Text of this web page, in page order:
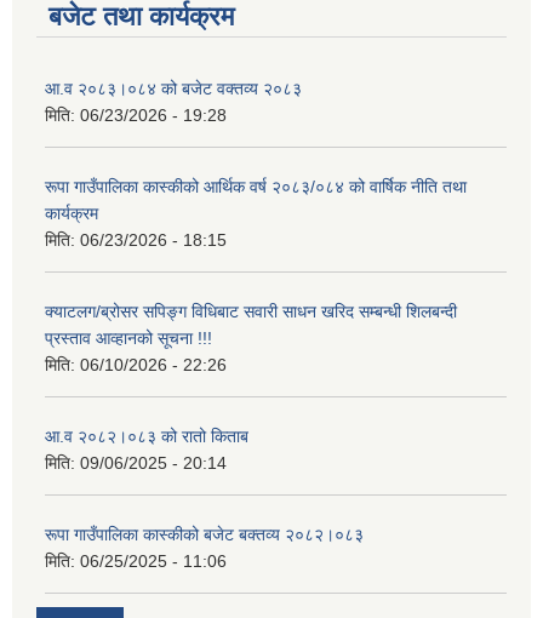
बजेट तथा कार्यक्रम
आ.व २०८३।०८४ को बजेट वक्तव्य २०८३
मिति: 06/23/2026 - 19:28
रूपा गाउँपालिका कास्कीको आर्थिक वर्ष २०८३/०८४ को वार्षिक नीति तथा
कार्यक्रम
मिति: 06/23/2026 - 18:15
क्याटलग/ब्रोसर सपिङ्ग विधिबाट सवारी साधन खरिद सम्बन्धी शिलबन्दी
प्रस्ताव आव्हानको सूचना !!!
मिति: 06/10/2026 - 22:26
आ.व २०८२।०८३ को रातो किताब
मिति: 09/06/2025 - 20:14
रूपा गाउँपालिका कास्कीको बजेट बक्तव्य २०८२।०८३
मिति: 06/25/2025 - 11:06